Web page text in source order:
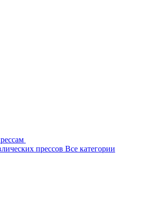
прессов Все категории